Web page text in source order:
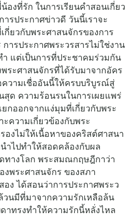
รัก ในการเรียนคำสอนเกี่ยว
รประกาศข่าวดี วันนี้เราจะ
ยวกับพระศาสนจักรของการ
ารประกาศพระวรสารไม่ใช่งาน
แต่เป็นการที่ประชาคมร่วมกัน
ระศาสนจักรที่ได้รับมาจากอัคร
ความเชื่ออันนี้ให้ครบบริบูรณ์สู่
ด ความร้อนรนในการเผยแพร่
กออกจากแง่มุมที่เกี่ยวกับพระ
ความเกี่ยวข้องกับพระ
งไม่ให้เนื้อหาของคริสต์ศาสนา
ำไปทำให้สอดคล้องกับผล
ทางโลก พระสมณกฤษฎีกาว่า
พระศาสนจักร ของสภา
ง ได้สอนว่าการประกาศพระว
วนมีที่มาจากความรักเหลือล้น
าทรงทำให้ความรักนี้หลั่งไหล